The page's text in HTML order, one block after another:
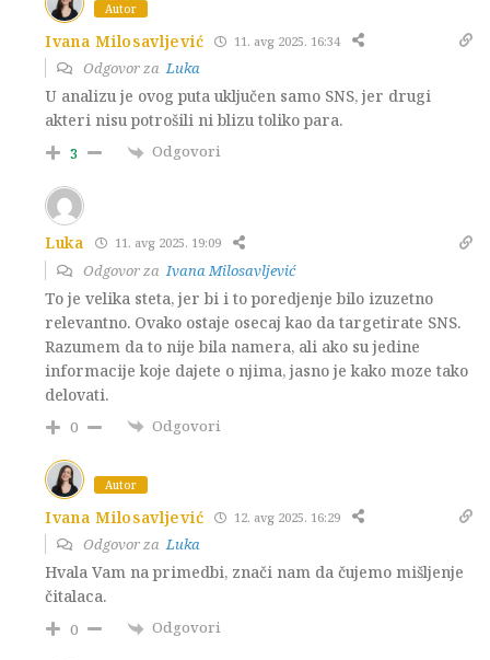
Autor
Ivana Milosavljević 11. avg 2025. 16:34
Odgovor zaLuka
U analizu je ovog puta uključen samo SNS, jer drugi
akteri nisu potrošili ni blizu toliko para.
3 Odgovori
Luka 11. avg 2025. 19:09
Odgovor zaIvana Milosavljević
To je velika steta, jer bi i to poredjenje bilo izuzetno
relevantno. Ovako ostaje osecaj kao da targetirate SNS.
Razumem da to nije bila namera, ali ako su jedine
informacije koje dajete o njima, jasno je kako moze tako
delovati.
0 Odgovori
Autor
Ivana Milosavljević 12. avg 2025. 16:29
Odgovor zaLuka
Hvala Vam na primedbi, znači nam da čujemo mišljenje
čitalaca.
0 Odgovori